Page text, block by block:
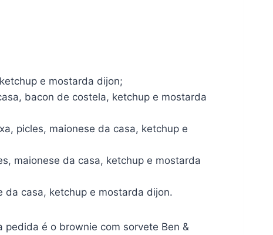
e mostarda dijon;
bacon de costela, ketchup e mostarda
picles, maionese da casa, ketchup e
maionese da casa, ketchup e mostarda
da casa, ketchup e mostarda dijon.
é o brownie com sorvete Ben &